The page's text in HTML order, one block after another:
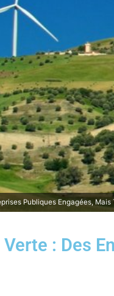
Publiques Engagées,
: Des